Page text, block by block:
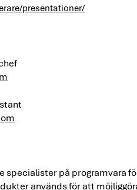
presentationer/
specialister på programvara
används för att